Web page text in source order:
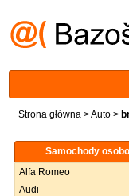
Strona główna >Auto >
Samochody
Alfa Romeo
Audi